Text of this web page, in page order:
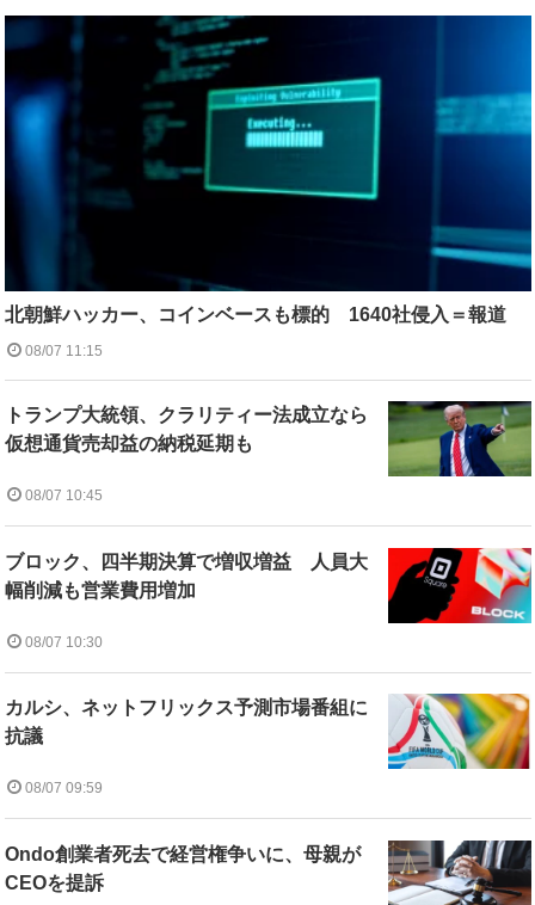
北朝鮮ハッカー、コインベースも標的 1640社侵入＝報道
08/07 11:15
トランプ大統領、クラリティー法成立なら
仮想通貨売却益の納税延期も
08/07 10:45
ブロック、四半期決算で増収増益 人員大
幅削減も営業費用増加
08/07 10:30
カルシ、ネットフリックス予測市場番組に
抗議
08/07 09:59
Ondo創業者死去で経営権争いに、母親が
CEOを提訴